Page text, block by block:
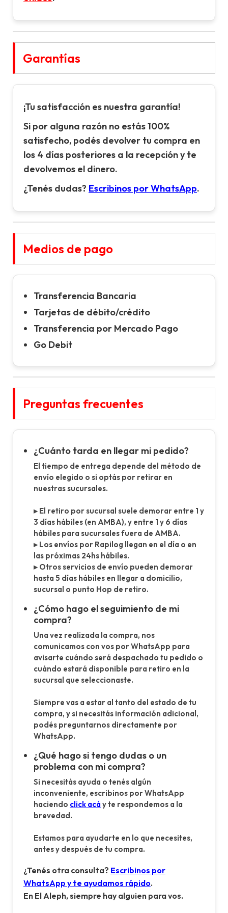
Garantías
¡Tu satisfacción es nuestra garantía!
Si por alguna razón no estás 100%
satisfecho, podés devolver tu compra en
los 4 días posteriores a la recepción y te
devolvemos el dinero.
¿Tenés dudas? Escribinos por WhatsApp.
Medios de pago
Transferencia Bancaria
Tarjetas de débito/crédito
Transferencia por Mercado Pago
Go Debit
Preguntas frecuentes
¿Cuánto tarda en llegar mi pedido?
El tiempo de entrega depende del método de
envío elegido o si optás por retirar en
nuestras sucursales.
▸ El retiro por sucursal suele demorar entre 1 y
3 días hábiles (en AMBA), y entre 1 y 6 días
hábiles para sucursales fuera de AMBA.
▸ Los envíos por Rapilog llegan en el día o en
las próximas 24hs hábiles.
▸ Otros servicios de envío pueden demorar
hasta 5 días hábiles en llegar a domicilio,
sucursal o punto Hop de retiro.
¿Cómo hago el seguimiento de mi
compra?
Una vez realizada la compra, nos
comunicamos con vos por WhatsApp para
avisarte cuándo será despachado tu pedido o
cuándo estará disponible para retiro en la
sucursal que seleccionaste.
Siempre vas a estar al tanto del estado de tu
compra, y si necesitás información adicional,
podés preguntarnos directamente por
WhatsApp.
¿Qué hago si tengo dudas o un
problema con mi compra?
Si necesitás ayuda o tenés algún
inconveniente, escribinos por WhatsApp
haciendo click acá y te respondemos a la
brevedad.
Estamos para ayudarte en lo que necesites,
antes y después de tu compra.
¿Tenés otra consulta? Escribinos por
WhatsApp y te ayudamos rápido.
En El Aleph, siempre hay alguien para vos.